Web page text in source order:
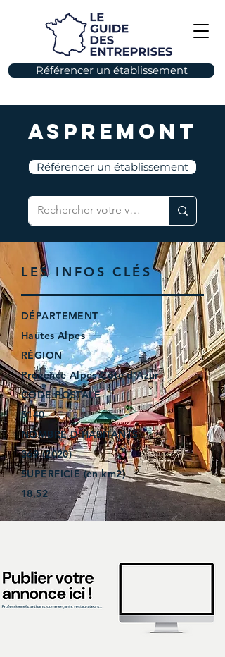
Référencer un établissement
Aspremont
Référencer un établissement
LES INFOS CLÉS
DÉPARTEMENT
Hautes Alpes
RÉGION
Provence Alpes Côte d’Azur
CODE POSTALE
5140
NOMBRE D'HABITANTS
369 (2020)
SUPERFICIE (en km2)
18,52